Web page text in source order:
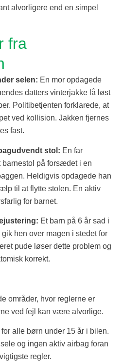
alvorligere end en simpel
fra
selen: En mor opdagede
datters vinterjakke lå løst
Politibetjenten forklarede, at
ved kollision. Jakken fjernes
fast.
stol: En far
på forsædet i en
Heldigvis opdagede han
til at flytte stolen. En aktiv
for barnet.
Et barn på 6 år sad i
hen over magen i stedet for
pude løser dette problem og
korrekt.
områder, hvor reglerne er
ved fejl kan være alvorlige.
alle børn under 15 år i bilen.
og ingen aktiv airbag foran
regler.